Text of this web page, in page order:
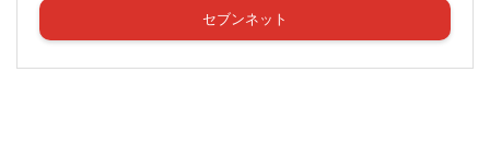
セブンネット